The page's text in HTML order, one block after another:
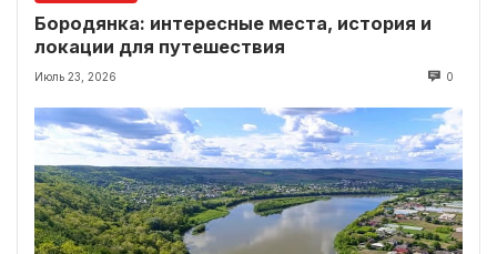
Бородянка: интересные места, история и
локации для путешествия
Июль 23, 2026 0